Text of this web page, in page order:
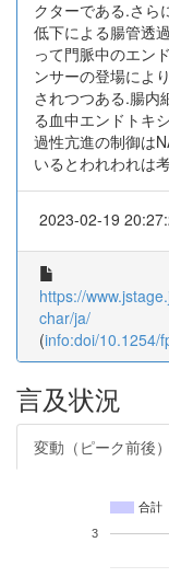
クターである.さら
低下による腸管透
って門脈中のエン
ンサーの登場によ
されつつある.腸内
る血中エンドトキ
過性亢進の制御は
いるとわれわれは
2023-02-19
https://
char/ja/
(info:doi/10.1254/
言及状況
変動（ピーク前後）
合計
3